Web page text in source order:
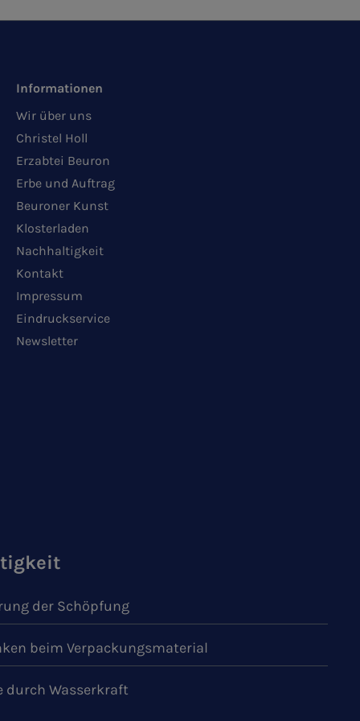
Informationen
Wir über uns
Christel Holl
Erzabtei Beuron
Erbe und Auftrag
Beuroner Kunst
Klosterladen
Nachhaltigkeit
Kontakt
Impressum
Eindruckservice
Newsletter
der Schöpfung
beim Verpackungsmaterial
durch Wasserkraft